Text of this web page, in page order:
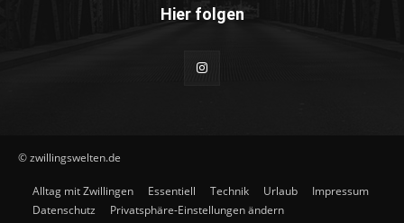
Hier folgen
© zwillingswelten.de
Alltag mit Zwillingen Essentiell Technik Urlaub
Impressum
Datenschutz
Privatsphäre-Einstellungen ändern